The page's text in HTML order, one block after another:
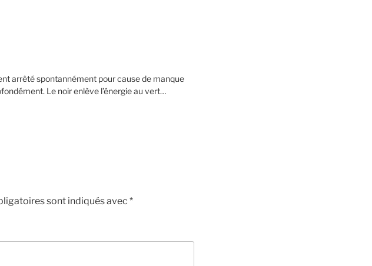
arrêté spontannément pour cause de manque
Le noir enlève l’énergie au vert…
sont indiqués avec *